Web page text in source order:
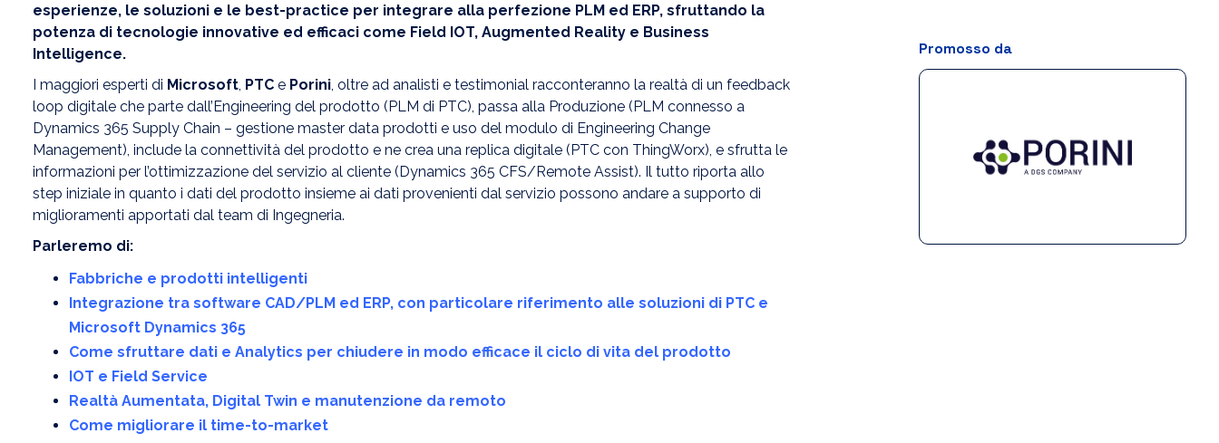
esperienze, le soluzioni e le best-practice per integrare alla perfezione PLM ed ERP, sfruttando la
potenza di tecnologie innovative ed efficaci come Field IOT, Augmented Reality e Business
Intelligence.
I maggiori esperti di Microsoft, PTC e Porini, oltre ad analisti e testimonial racconteranno la realtà di un feedback
loop digitale che parte dall’Engineering del prodotto (PLM di PTC), passa alla Produzione (PLM connesso a
Dynamics 365 Supply Chain – gestione master data prodotti e uso del modulo di Engineering Change
Management), include la connettività del prodotto e ne crea una replica digitale (PTC con ThingWorx), e sfrutta le
informazioni per l’ottimizzazione del servizio al cliente (Dynamics 365 CFS/Remote Assist). Il tutto riporta allo
step iniziale in quanto i dati del prodotto insieme ai dati provenienti dal servizio possono andare a supporto di
miglioramenti apportati dal team di Ingegneria.
Parleremo di:
Fabbriche e prodotti intelligenti
Integrazione tra software CAD/PLM ed ERP, con particolare riferimento alle soluzioni di PTC e
Microsoft Dynamics 365
Come sfruttare dati e Analytics per chiudere in modo efficace il ciclo di vita del prodotto
IOT e Field Service
Realtà Aumentata, Digital Twin e manutenzione da remoto
Come migliorare il time-to-market
Promosso da